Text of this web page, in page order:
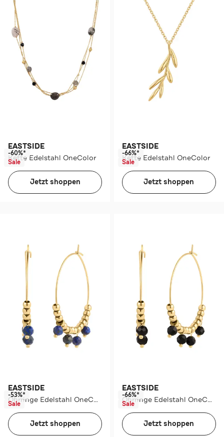
EASTSIDE
Kette Edelstahl OneColor
-60%*
Sale
Jetzt shoppen
EASTSIDE
Kette Edelstahl OneColor
-66%*
Sale
Jetzt shoppen
EASTSIDE
Ohrringe Edelstahl OneColor
-53%*
Sale
Jetzt shoppen
EASTSIDE
Ohrringe Edelstahl OneColor
-66%*
Sale
Jetzt shoppen